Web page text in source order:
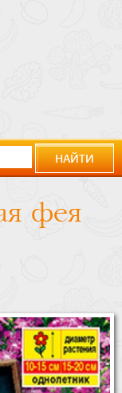
НАЙТИ
фея